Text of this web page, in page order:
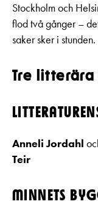
Stockholm och
flod två gånger –
saker sker i stunden.
Tre litterära
Anneli Jordahl
Teir
MINNETS